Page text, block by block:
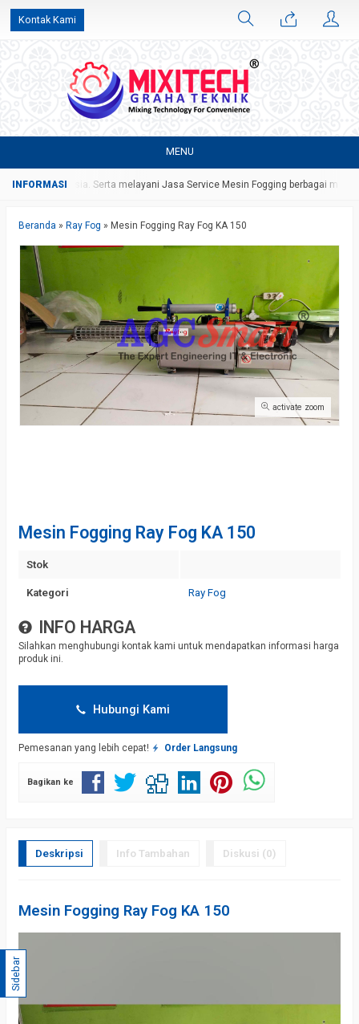
Kontak Kami
MENU
Indonesia. Serta melayani Jasa Service Mesin Fogging berbagai merk
Beranda » Ray Fog » Mesin Fogging Ray Fog KA 150
activate zoom
Mesin Fogging Ray Fog KA 150
Stok
Kategori Ray Fog
INFO HARGA
Silahkan menghubungi kontak kami untuk mendapatkan informasi harga
produk ini.
Hubungi Kami
Pemesanan yang lebih cepat! Order Langsung
Bagikan ke
Deskripsi Info Tambahan Diskusi (0)
Mesin Fogging Ray Fog KA 150
Sidebar